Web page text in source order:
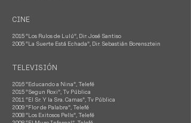
CINE
2015 “Los Rulos de Lulú”, Dir. José Santiso
2005 “La Suerte Está Echada”, Dir. Sebastián Borensztein
TELEVISIÓN
2016 “Educando a Nina”, Telefé
2015 “Segun Roxi”, Tv Pública
2011 “El Sr. Y la Sra. Camas”, Tv Pública
2009 “Flor de Palabra”, Telefé
2008 “Los Exitosos Pells”, Telefé